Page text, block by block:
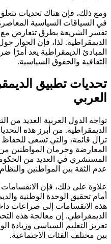
ومع ذلك، فإن هناك تحديات
في السياقات السياسية
تفسر الشريعة بطرق تتعارض مع
الديمقراطية. لذا، فإن الحوار
المبادئ الديمقراطية يعد أمرًا
الثقافية والحقوق السياسية.
تحديات تطبيق
العربي
تواجه الدول العربية العديد من
الديمقراطية. من أبرز هذه
تزال قائمة، والتي تسعى
المعارضة وحرمان المواطنين
المستشري في العديد من
عدم الثقة بين المواطنين
علاوة على ذلك، فإن الانقسامات
أمام تحقيق الوحدة الوطنية
هذه الانقسامات إلى صراعات
الديمقراطي. إن معالجة هذه
تعزيز التعليم السياسي وزيادة
بين مختلف الفئات الاجتماعية.